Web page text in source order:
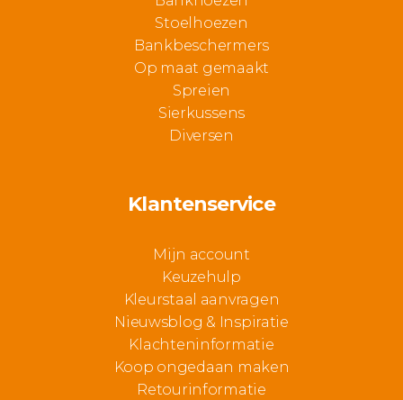
Stoelhoezen
Bankbeschermers
Op maat gemaakt
Spreien
Sierkussens
Diversen
Klantenservice
Mijn account
Keuzehulp
Kleurstaal aanvragen
Nieuwsblog & Inspiratie
Klachteninformatie
Koop ongedaan maken
Retourinformatie